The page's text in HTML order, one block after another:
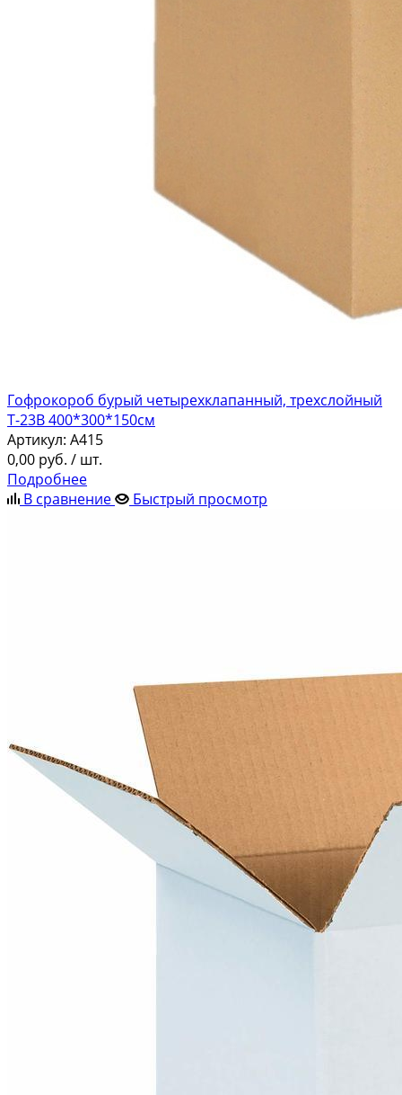
Гофрокороб бурый четырехклапанный, трехслойный
Т-23В 400*300*150см
Артикул: A415
0,00 руб. / шт.
Подробнее
В сравнение
Быстрый просмотр